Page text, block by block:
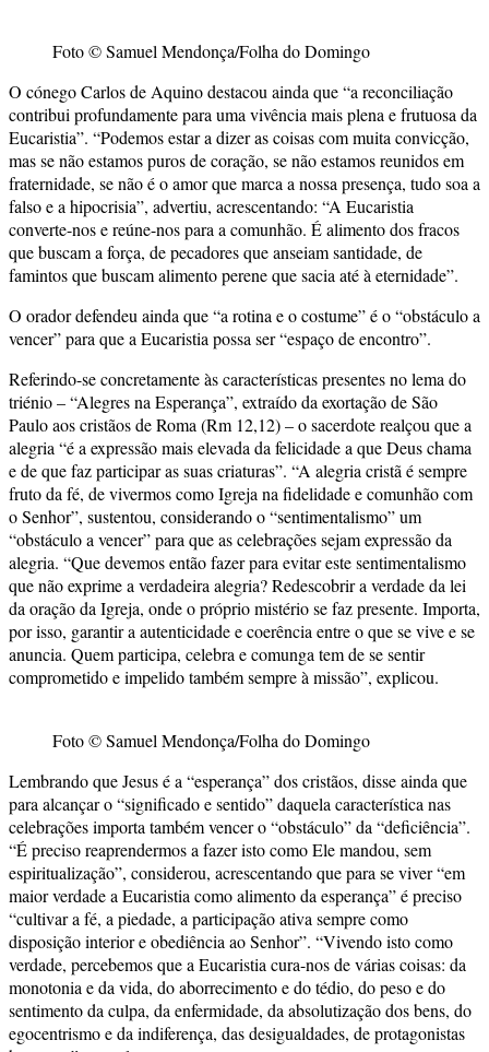
Foto © Samuel Mendonça/Folha do Domingo
O cónego Carlos de Aquino destacou ainda que “a reconciliação
contribui profundamente para uma vivência mais plena e frutuosa da
Eucaristia”. “Podemos estar a dizer as coisas com muita convicção,
mas se não estamos puros de coração, se não estamos reunidos em
fraternidade, se não é o amor que marca a nossa presença, tudo soa a
falso e a hipocrisia”, advertiu, acrescentando: “A Eucaristia
converte-nos e reúne-nos para a comunhão. É alimento dos fracos
que buscam a força, de pecadores que anseiam santidade, de
famintos que buscam alimento perene que sacia até à eternidade”.
O orador defendeu ainda que “a rotina e o costume” é o “obstáculo a
vencer” para que a Eucaristia possa ser “espaço de encontro”.
Referindo-se concretamente às características presentes no lema do
triénio – “Alegres na Esperança”, extraído da exortação de São
Paulo aos cristãos de Roma (Rm 12,12) – o sacerdote realçou que a
alegria “é a expressão mais elevada da felicidade a que Deus chama
e de que faz participar as suas criaturas”. “A alegria cristã é sempre
fruto da fé, de vivermos como Igreja na fidelidade e comunhão com
o Senhor”, sustentou, considerando o “sentimentalismo” um
“obstáculo a vencer” para que as celebrações sejam expressão da
alegria. “Que devemos então fazer para evitar este sentimentalismo
que não exprime a verdadeira alegria? Redescobrir a verdade da lei
da oração da Igreja, onde o próprio mistério se faz presente. Importa,
por isso, garantir a autenticidade e coerência entre o que se vive e se
anuncia. Quem participa, celebra e comunga tem de se sentir
comprometido e impelido também sempre à missão”, explicou.
Foto © Samuel Mendonça/Folha do Domingo
Lembrando que Jesus é a “esperança” dos cristãos, disse ainda que
para alcançar o “significado e sentido” daquela característica nas
celebrações importa também vencer o “obstáculo” da “deficiência”.
“É preciso reaprendermos a fazer isto como Ele mandou, sem
espiritualização”, considerou, acrescentando que para se viver “em
maior verdade a Eucaristia como alimento da esperança” é preciso
“cultivar a fé, a piedade, a participação ativa sempre como
disposição interior e obediência ao Senhor”. “Vivendo isto como
verdade, percebemos que a Eucaristia cura-nos de várias coisas: da
monotonia e da vida, do aborrecimento e do tédio, do peso e do
sentimento da culpa, da enfermidade, da absolutização dos bens, do
egocentrismo e da indiferença, das desigualdades, de protagonistas